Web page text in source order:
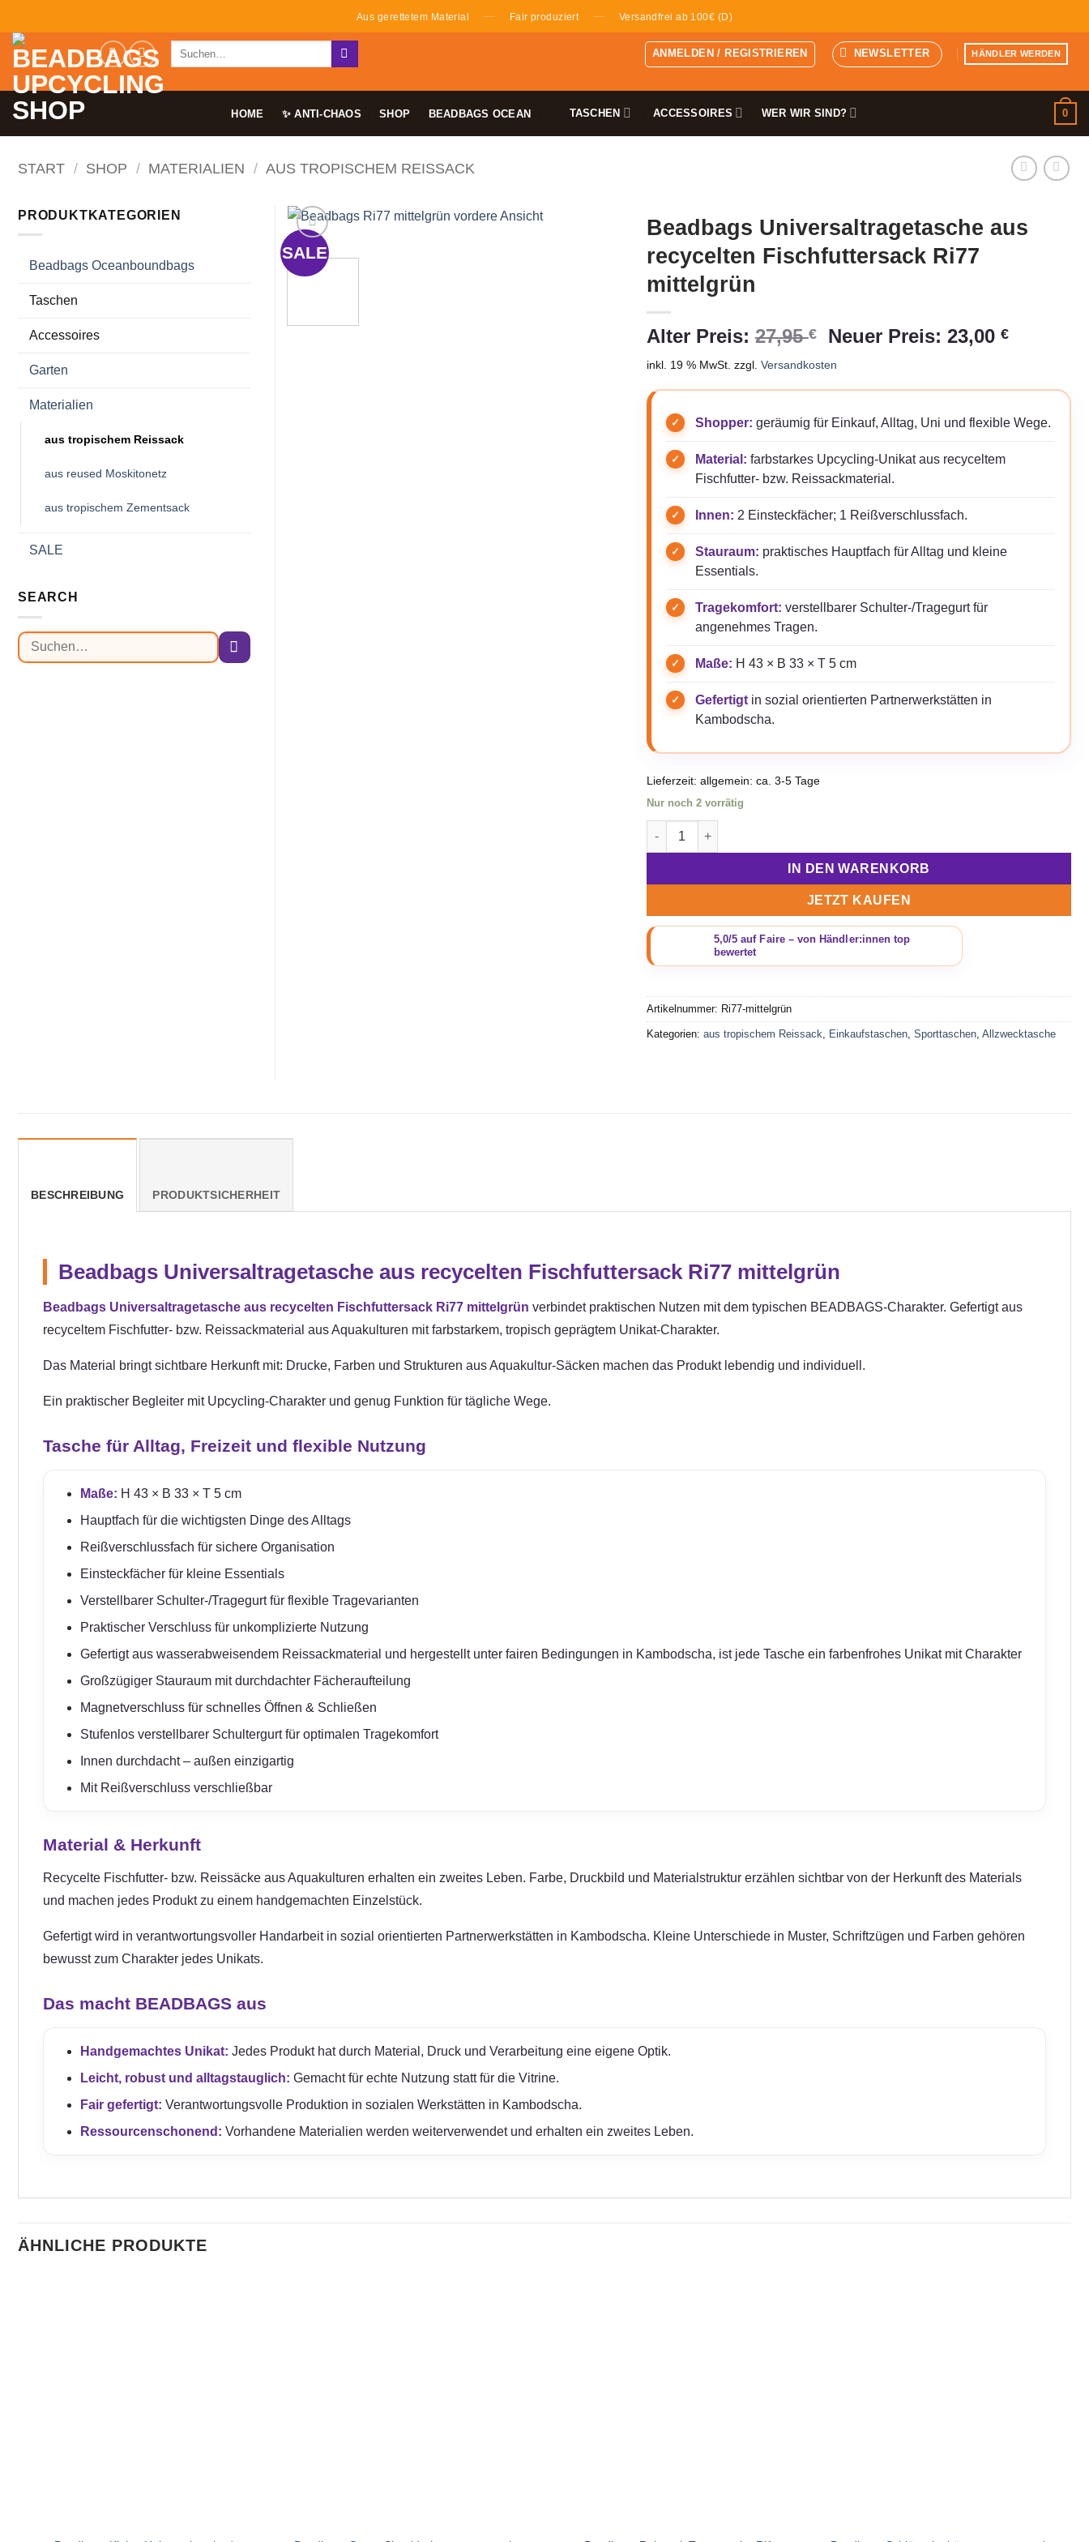
Inhalt
springen
Aus gerettetem Material — Fair produziert — Versandfrei ab 100€ (D)
Suchen
ANMELDEN / REGISTRIEREN NEWSLETTER HÄNDLER WERDEN
HOME ✨ ANTI-CHAOS SHOP BEADBAGS OCEAN TASCHEN ACCESSOIRES WER WIR SIND? 0
START / SHOP / MATERIALIEN / AUS TROPISCHEM REISSACK
SALE
Beadbags Universaltragetasche aus
recycelten Fischfuttersack Ri77
mittelgrün
Alter Preis: 27,95€
Ursprünglicher
war:
27,95 €
Neuer Preis: 23,00€
23,00 €.
inkl. 19 % MwSt. zzgl. Versandkosten
Shopper: geräumig für Einkauf, Alltag, Uni und flexible Wege.
Material: farbstarkes Upcycling-Unikat aus recyceltem
Fischfutter- bzw. Reissackmaterial.
Innen: 2 Einsteckfächer; 1 Reißverschlussfach.
Stauraum: praktisches Hauptfach für Alltag und kleine
Essentials.
Tragekomfort: verstellbarer Schulter-/Tragegurt für
angenehmes Tragen.
Maße: H 43 × B 33 × T 5 cm
Gefertigtin sozial orientierten Partnerwerkstätten in
Kambodscha.
Lieferzeit: allgemein: ca. 3-5 Tage
Nur noch 2 vorrätig
Beadbags Universaltragetasche aus recycelten Fischfuttersack Ri77 mittelgrün
IN DEN WARENKORB
JETZT KAUFEN
Artikelnummer: Ri77-mittelgrün
Kategorien: aus tropischem Reissack Einkaufstaschen, Sporttaschen, Allzwecktasche
PRODUKTKATEGORIEN
Beadbags Oceanboundbags
Taschen
Accessoires
Garten
Materialien
aus tropischem Reissack
aus reused Moskitonetz
aus tropischem Zementsack
SALE
SEARCH
Suchen
nach:
BESCHREIBUNG PRODUKTSICHERHEIT
Beadbags Universaltragetasche aus recycelten Fischfuttersack Ri77 mittelgrün
Beadbags Universaltragetasche aus recycelten Fischfuttersack Ri77 mittelgrün verbindet praktischen Nutzen mit dem typischen BEADBAGS-Charakter. Gefertigt aus
recyceltem Fischfutter- bzw. Reissackmaterial aus Aquakulturen mit farbstarkem, tropisch geprägtem Unikat-Charakter.
Das Material bringt sichtbare Herkunft mit: Drucke, Farben und Strukturen aus Aquakultur-Säcken machen das Produkt lebendig und individuell.
Ein praktischer Begleiter mit Upcycling-Charakter und genug Funktion für tägliche Wege.
Tasche für Alltag, Freizeit und flexible Nutzung
Maße: H 43 × B 33 × T 5 cm
Hauptfach für die wichtigsten Dinge des Alltags
Reißverschlussfach für sichere Organisation
Einsteckfächer für kleine Essentials
Verstellbarer Schulter-/Tragegurt für flexible Tragevarianten
Praktischer Verschluss für unkomplizierte Nutzung
Gefertigt aus wasserabweisendem Reissackmaterial und hergestellt unter fairen Bedingungen in Kambodscha, ist jede Tasche ein farbenfrohes Unikat mit Charakter
Großzügiger Stauraum mit durchdachter Fächeraufteilung
Magnetverschluss für schnelles Öffnen & Schließen
Stufenlos verstellbarer Schultergurt für optimalen Tragekomfort
Innen durchdacht – außen einzigartig
Mit Reißverschluss verschließbar
Material & Herkunft
Recycelte Fischfutter- bzw. Reissäcke aus Aquakulturen erhalten ein zweites Leben. Farbe, Druckbild und Materialstruktur erzählen sichtbar von der Herkunft des Materials
und machen jedes Produkt zu einem handgemachten Einzelstück.
Gefertigt wird in verantwortungsvoller Handarbeit in sozial orientierten Partnerwerkstätten in Kambodscha. Kleine Unterschiede in Muster, Schriftzügen und Farben gehören
bewusst zum Charakter jedes Unikats.
Das macht BEADBAGS aus
Handgemachtes Unikat: Jedes Produkt hat durch Material, Druck und Verarbeitung eine eigene Optik.
Leicht, robust und alltagstauglich: Gemacht für echte Nutzung statt für die Vitrine.
Fair gefertigt: Verantwortungsvolle Produktion in sozialen Werkstätten in Kambodscha.
Ressourcenschonend: Vorhandene Materialien werden weiterverwendet und erhalten ein zweites Leben.
ÄHNLICHE PRODUKTE